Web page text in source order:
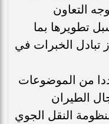
التعاون
تطويرها بما
تبادل الخبرات في
من الموضوعات
الطيران
النقل الجوي